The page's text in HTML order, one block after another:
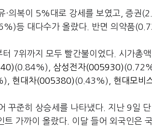
·의복이 5%대로 강세를 보였고, 증
등 대다수가 올랐다. 반면 의약품
7위까지 모두 빨간불이었다. 시가총
(0.84%), 삼성전자(005930)
현대차(005380)(0.43%), 현대모비
꾸준히 상승세를 나타냈다. 지난 9일
가까이 올랐다. 이달 들어 외국인은